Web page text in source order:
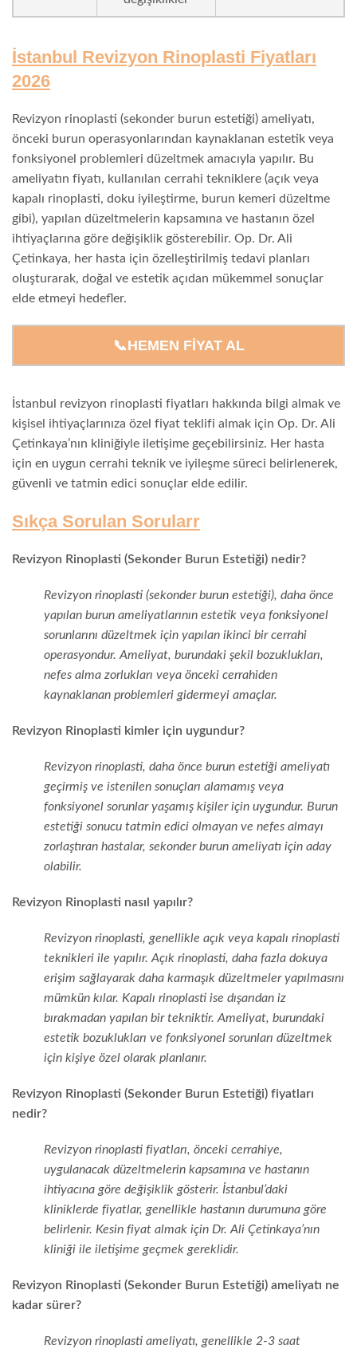
İstanbul Revizyon Rinoplasti Fiyatları
2026
Revizyon rinoplasti (sekonder burun estetiği) ameliyatı,
önceki burun operasyonlarından kaynaklanan estetik veya
fonksiyonel problemleri düzeltmek amacıyla yapılır. Bu
ameliyatın fiyatı, kullanılan cerrahi tekniklere (açık veya
kapalı rinoplasti, doku iyileştirme, burun kemeri düzeltme
gibi), yapılan düzeltmelerin kapsamına ve hastanın özel
ihtiyaçlarına göre değişiklik gösterebilir. Op. Dr. Ali
Çetinkaya, her hasta için özelleştirilmiş tedavi planları
oluşturarak, doğal ve estetik açıdan mükemmel sonuçlar
elde etmeyi hedefler.
📞HEMEN FIYAT AL
İstanbul revizyon rinoplasti fiyatları hakkında bilgi almak ve
kişisel ihtiyaçlarınıza özel fiyat teklifi almak için Op. Dr. Ali
Çetinkaya’nın kliniğiyle iletişime geçebilirsiniz. Her hasta
için en uygun cerrahi teknik ve iyileşme süreci belirlenerek,
güvenli ve tatmin edici sonuçlar elde edilir.
Sıkça Sorulan Sorularr
Revizyon Rinoplasti (Sekonder Burun Estetiği) nedir?
Revizyon rinoplasti (sekonder burun estetiği), daha önce
yapılan burun ameliyatlarının estetik veya fonksiyonel
sorunlarını düzeltmek için yapılan ikinci bir cerrahi
operasyondur. Ameliyat, burundaki şekil bozuklukları,
nefes alma zorlukları veya önceki cerrahiden
kaynaklanan problemleri gidermeyi amaçlar.
Revizyon Rinoplasti kimler için uygundur?
Revizyon rinoplasti, daha önce burun estetiği ameliyatı
geçirmiş ve istenilen sonuçları alamamış veya
fonksiyonel sorunlar yaşamış kişiler için uygundur. Burun
estetiği sonucu tatmin edici olmayan ve nefes almayı
zorlaştıran hastalar, sekonder burun ameliyatı için aday
olabilir.
Revizyon Rinoplasti nasıl yapılır?
Revizyon rinoplasti, genellikle açık veya kapalı rinoplasti
teknikleri ile yapılır. Açık rinoplasti, daha fazla dokuya
erişim sağlayarak daha karmaşık düzeltmeler yapılmasını
mümkün kılar. Kapalı rinoplasti ise dışarıdan iz
bırakmadan yapılan bir tekniktir. Ameliyat, burundaki
estetik bozuklukları ve fonksiyonel sorunları düzeltmek
için kişiye özel olarak planlanır.
Revizyon Rinoplasti (Sekonder Burun Estetiği) fiyatları
nedir?
Revizyon rinoplasti fiyatları, önceki cerrahiye,
uygulanacak düzeltmelerin kapsamına ve hastanın
ihtiyacına göre değişiklik gösterir. İstanbul’daki
kliniklerde fiyatlar, genellikle hastanın durumuna göre
belirlenir. Kesin fiyat almak için Dr. Ali Çetinkaya’nın
kliniği ile iletişime geçmek gereklidir.
Revizyon Rinoplasti (Sekonder Burun Estetiği) ameliyatı ne
kadar sürer?
Revizyon rinoplasti ameliyatı, genellikle 2-3 saat